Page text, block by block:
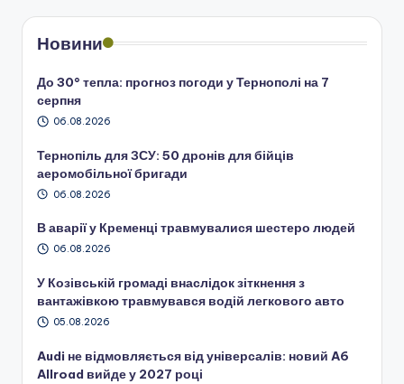
Новини
До 30° тепла: прогноз погоди у Тернополі на 7
серпня
06.08.2026
Тернопіль для ЗСУ: 50 дронів для бійців
аеромобільної бригади
06.08.2026
В аварії у Кременці травмувалися шестеро людей
06.08.2026
У Козівській громаді внаслідок зіткнення з
вантажівкою травмувався водій легкового авто
05.08.2026
Audi не відмовляється від універсалів: новий A6
Allroad вийде у 2027 році